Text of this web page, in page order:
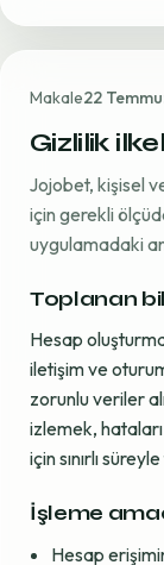
Makale22
Gizlilik
Jojobet, kişisel
için gerekli
uygulamadaki
Toplanan
Hesap
iletişim ve
zorunlu veriler
izlemek,
için sınırlı
İşleme
Hesap